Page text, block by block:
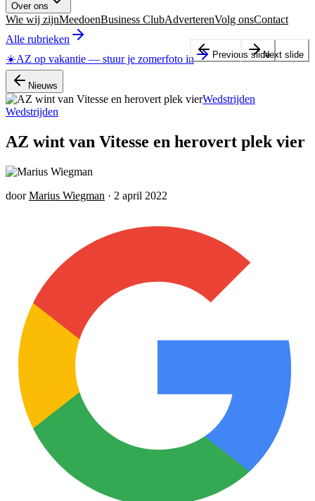
Over ons
Wie wij zijnMeedoenBusiness ClubAdverterenVolg onsContact
Alle rubrieken
☀️AZ op vakantie — stuur je zomerfoto in
Nieuws
Wedstrijden
Wedstrijden
AZ wint van Vitesse en herovert plek vier
door Marius Wiegman · 2 april 2022
Previous slideNext slide